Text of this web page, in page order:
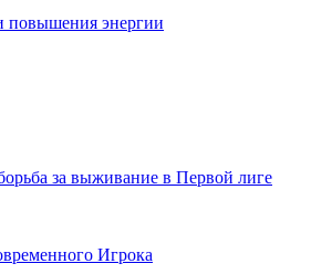
повышения энергии
за выживание в Первой лиге
Игрока